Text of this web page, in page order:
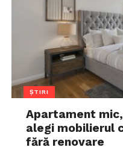
ȘTIRI
Apartament
alegi mobilierul
fără renovare